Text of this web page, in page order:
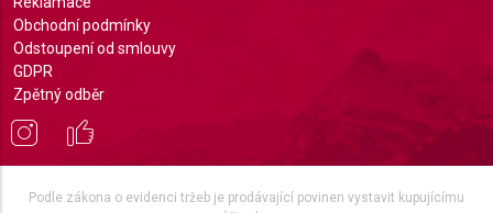
Obchodní podmínky
Odstoupení od smlouvy
GDPR
Zpětný odběr
Podle zákona o evidenci tržeb je prodávající povinen vystavit kupujícímu
Non-IAB processing purposes:
Necessary
Advertising